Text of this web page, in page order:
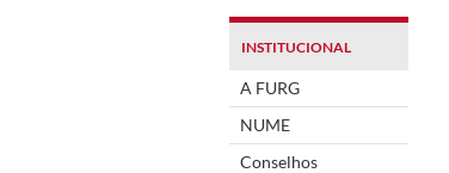
INSTITUCIONAL
A FURG
NUME
Conselhos